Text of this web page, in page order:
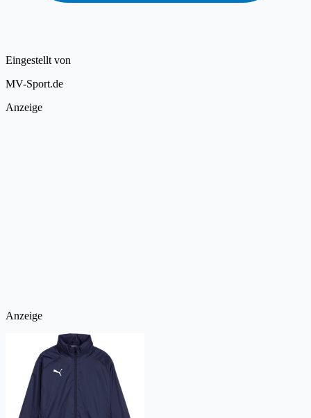
Eingestellt von
MV-Sport.de
Anzeige
Anzeige